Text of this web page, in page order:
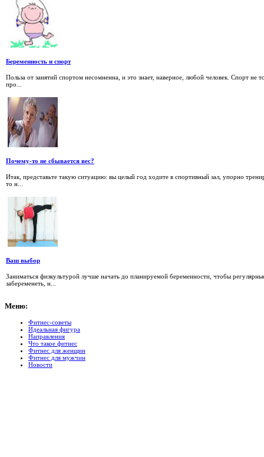
Беременность и спорт
Польза от занятий спортом несомненна, и это знает, наверное, любой человек. Спорт
про...
Почему-то не сбывается вес?
Итак, представьте такую ситуацию: вы целый год ходите в спортивный зал, упорно
то н...
Ваш выбор
Заниматься физкультурой лучше начать до планируемой беременности, чтобы
забеременеть, н...
Меню:
Фитнес-советы
Идеальная фигура
Направления
Что такое фитнес
Фитнес для женщин
Фитнес для мужчин
Новости